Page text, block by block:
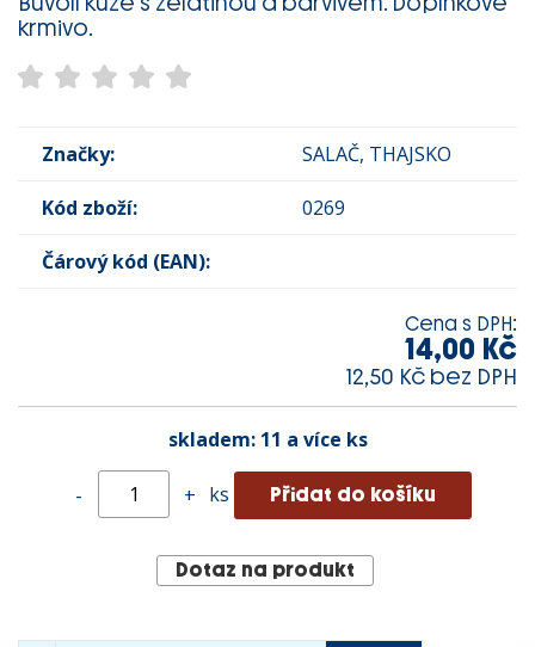
krmivo.
Značky: SALAČ, THAJSKO
Kód zboží: 0269
Čárový kód (EAN):
Cena s DPH:
14,00 Kč
12,50 Kč bez DPH
skladem: 11 a více ks
- + ks
Dotaz na produkt